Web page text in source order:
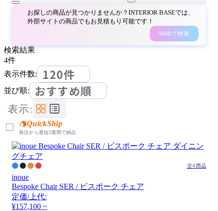
お探しの商品が見つかりませんか？INTERIOR BASEでは、
外部サイトの商品でもお見積もり可能です！
Webで検索
検索結果
4件
表示件数:
120件
並び順: おすすめ順
表示:
QuickShip
発注から最短2週間で納品
全4商品
inoue
Bespoke Chair SER / ビスポーク チェア
定価/上代:
¥157,100 ~